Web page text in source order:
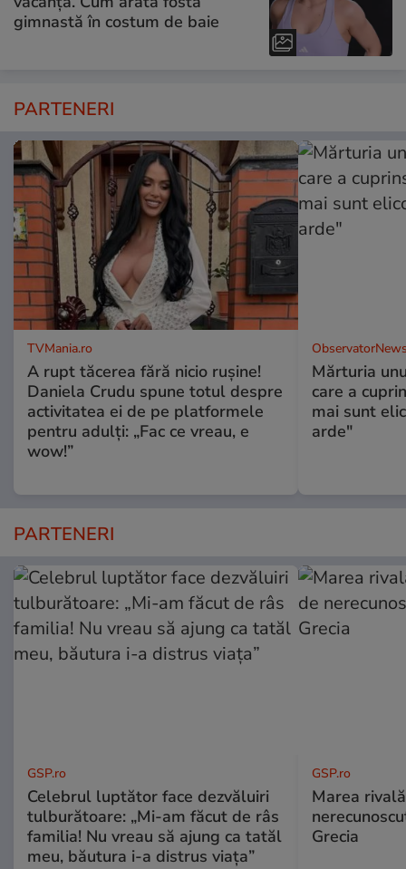
gimnastă în costum de baie
PARTENERI
TVMania.ro
A rupt tăcerea fără nicio rușine!
Daniela Crudu spune totul despre
activitatea ei de pe platformele
pentru adulți: „Fac ce vreau, e
wow!”
Mărturia
care a
mai sunt
arde"
PARTENERI
GSP.ro
Celebrul luptător face dezvăluiri
tulburătoare: „Mi-am făcut de râs
familia! Nu vreau să ajung ca tatăl
meu, băutura i-a distrus viața”
GSP.ro
Marea
Grecia